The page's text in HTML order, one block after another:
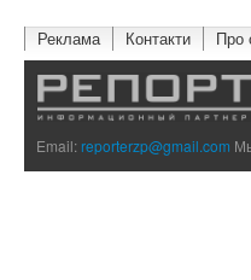
Реклама Контакти Про
Email:reporterzp@gmail.com